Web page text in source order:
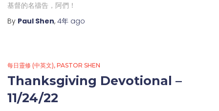
基督的名禱告，阿們！
By Paul Shen, 4年 ago
每日靈修 (中英文) PASTOR SHEN
Thanksgiving Devotional –
11/24/22